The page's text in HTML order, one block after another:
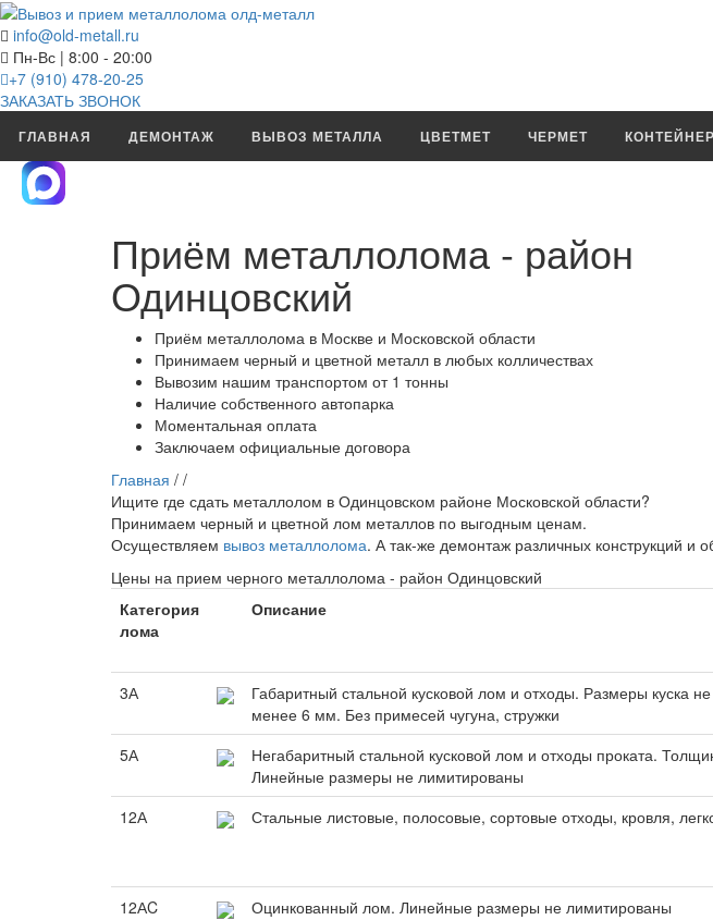
info@old-metall.ru
Пн-Вс | 8:00 - 20:00
+7 (910) 478-20-25
ЗАКАЗАТЬ ЗВОНОК
ГЛАВНАЯ ДЕМОНТАЖ ВЫВОЗ МЕТАЛЛА ЦВЕТМЕТ ЧЕРМЕТ
Приём металлолома - район
Одинцовский
Приём металлолома в Москве и Московской области
Принимаем черный и цветной металл в любых колличествах
Вывозим нашим транспортом от 1 тонны
Наличие собственного автопарка
Моментальная оплата
Заключаем официальные договора
Главная / /
Ищите где сдать металлолом в Одинцовском районе Московской области?
Принимаем черный и цветной лом металлов по выгодным ценам.
Осуществляем вывоз металлолома. А так-же демонтаж различных конструкций и
Цены на прием черного металлолома - район Одинцовский
Категория
лома
Описание
3А
Габаритный стальной кусковой лом и отходы. Размеры куска
менее 6 мм. Без примесей чугуна, стружки
5А
Негабаритный стальной кусковой лом и отходы проката.
Линейные размеры не лимитированы
12А Стальные листовые, полосовые, сортовые отходы, кровля,
12АC Оцинкованный лом. Линейные размеры не лимитированы